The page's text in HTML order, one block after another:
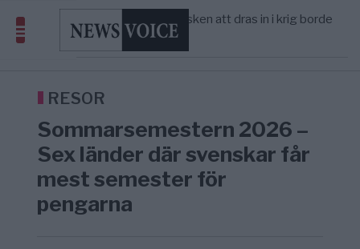
5/8
Elsa Widding: Risken att dras in i krig borde
avgöra all utrikespolitik
KRIG & FRED
Gaza håller en av de största
geografiskt apartheidsystem
om amerikansk påverkan
UNITED STATES — Tucker Carlson: ”It’s Time to Save
America” – Finally
RESOR
Sommarsemestern 2026 –
Sex länder där svenskar får
mest semester för
pengarna